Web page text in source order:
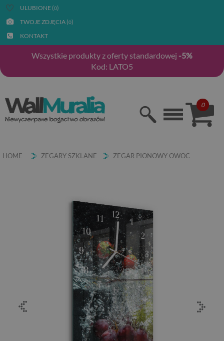
ULUBIONE (0)
TWOJE ZDJĘCIA (0)
KONTAKT
Wszystkie produkty z oferty standardowej -5%
Kod: LATO5
0
HOME ZEGARY SZKLANE ZEGAR PIONOWY OWOC